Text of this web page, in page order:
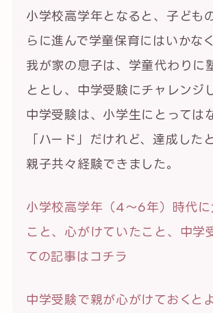
小学校高学年となると、子ども
らに進んで学童保育にはいかな
我が家の息子は、学童代わりに
ととし、中学受験にチャレンジ
中学受験は、小学生にとっては
「ハード」だけれど、達成した
親子共々経験できました。
小学校高学年（4〜6年）時代に
こと、心がけていたこと、中学
ての記事はコチラ
中学受験で親が心がけておくと